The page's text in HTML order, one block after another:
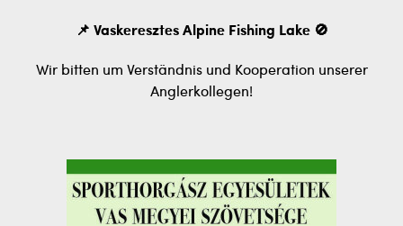
📌 Vaskeresztes Alpine Fishing Lake 🚫
Wir bitten um Verständnis und Kooperation unserer
Anglerkollegen!